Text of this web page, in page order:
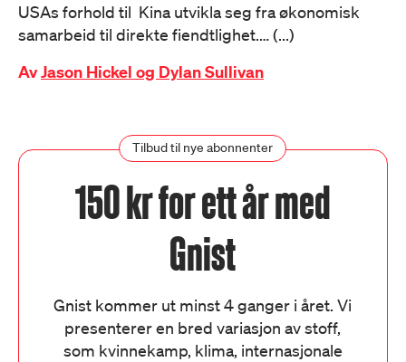
USAs forhold til Kina utvikla seg fra økonomisk
samarbeid til direkte fiendtlighet.… (...)
AvJason Hickel og Dylan Sullivan
Tilbud til nye abonnenter
150 kr for ett år med
Gnist
Gnist kommer ut minst 4 ganger i året. Vi
presenterer en bred variasjon av stoff,
som kvinnekamp, klima, internasjonale